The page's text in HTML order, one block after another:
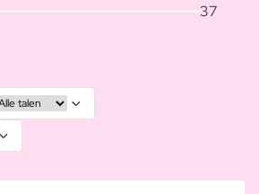
37